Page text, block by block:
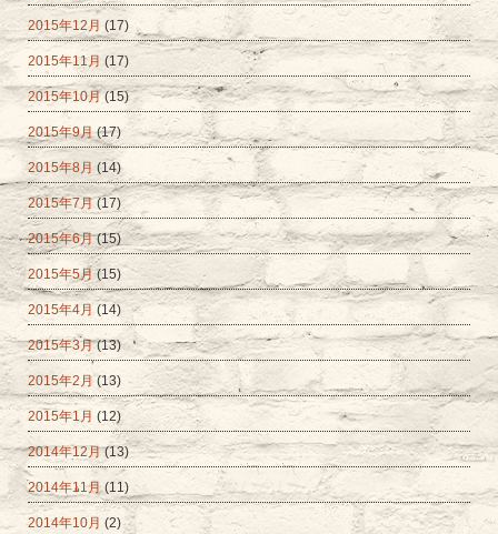
2015年12月 (17)
2015年11月 (17)
2015年10月(15)
2015年9月(17)
2015年8月 (14)
2015年7月(17)
2015年6月(15)
2015年5月 (15)
2015年4月 (14)
2015年3月(13)
2015年2月 (13)
2015年1月 (12)
2014年12月(13)
2014年11月(11)
2014年10月 (2)